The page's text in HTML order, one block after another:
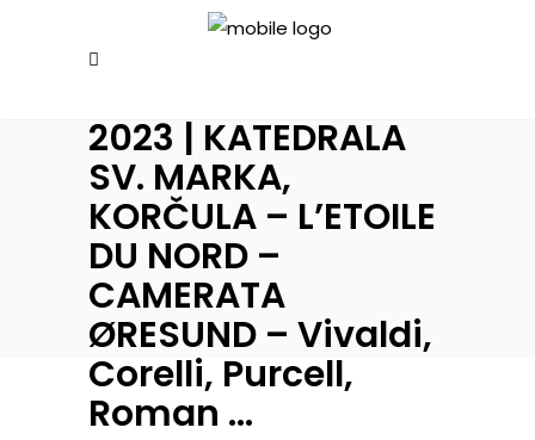
2023 | KATEDRALA
SV. MARKA,
KORČULA – L’ETOILE
DU NORD –
CAMERATA
ØRESUND – Vivaldi,
Corelli, Purcell,
Roman …